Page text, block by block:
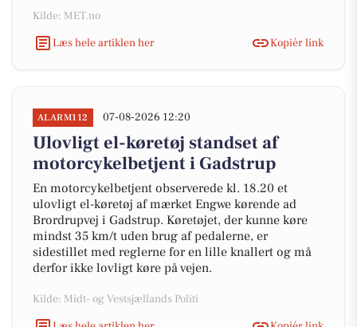
Kilde: MET.no
Læs hele artiklen her
Kopiér link
ALARM112 07-08-2026 12:20
Ulovligt el-køretøj standset af
motorcykelbetjent i Gadstrup
En motorcykelbetjent observerede kl. 18.20 et
ulovligt el-køretøj af mærket Engwe kørende ad
Brordrupvej i Gadstrup. Køretøjet, der kunne køre
mindst 35 km/t uden brug af pedalerne, er
sidestillet med reglerne for en lille knallert og må
derfor ikke lovligt køre på vejen.
Kilde: Midt- og Vestsjællands Politi